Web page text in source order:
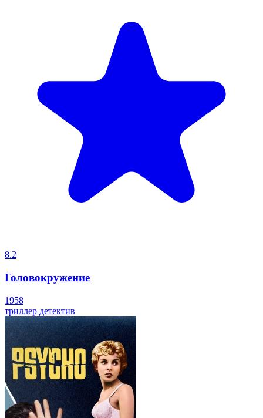
8.2
Головокружение
1958
триллер детектив